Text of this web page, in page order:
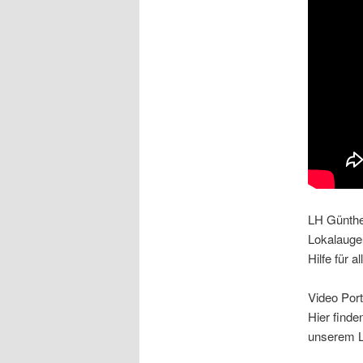
LH
Hilfe für
Video
Hier
unserem